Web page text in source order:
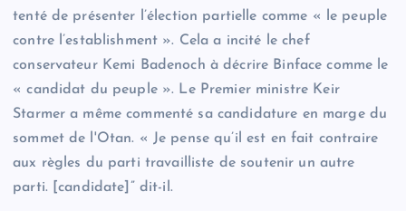
tenté de présenter l’élection partielle comme « le peuple
contre l’establishment ». Cela a incité le chef
conservateur Kemi Badenoch à décrire Binface comme le
« candidat du peuple ». Le Premier ministre Keir
Starmer a même commenté sa candidature en marge du
sommet de l'Otan. « Je pense qu’il est en fait contraire
aux règles du parti travailliste de soutenir un autre
parti. [candidate]” dit-il.